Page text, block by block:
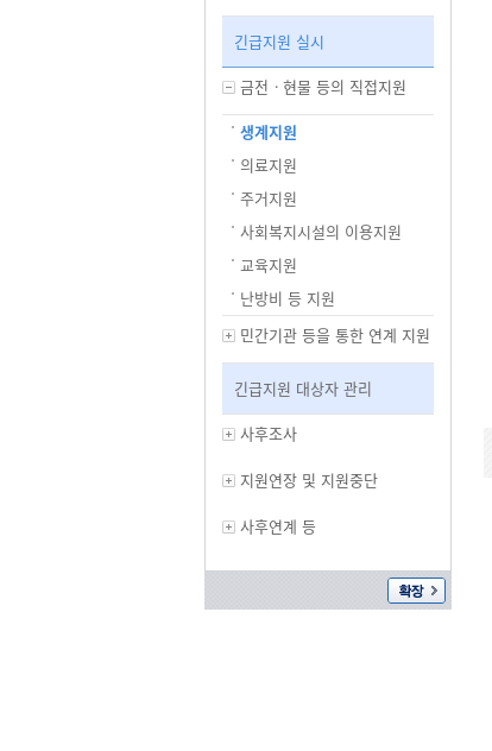
긴급지원 실시
금전ㆍ현물 등의 직접지원
생계지원
의료지원
주거지원
사회복지시설의 이용지원
교육지원
난방비 등 지원
민간기관 등을 통한 연계 지원
긴급지원 대상자 관리
사후조사
지원연장 및 지원중단
사후연계 등